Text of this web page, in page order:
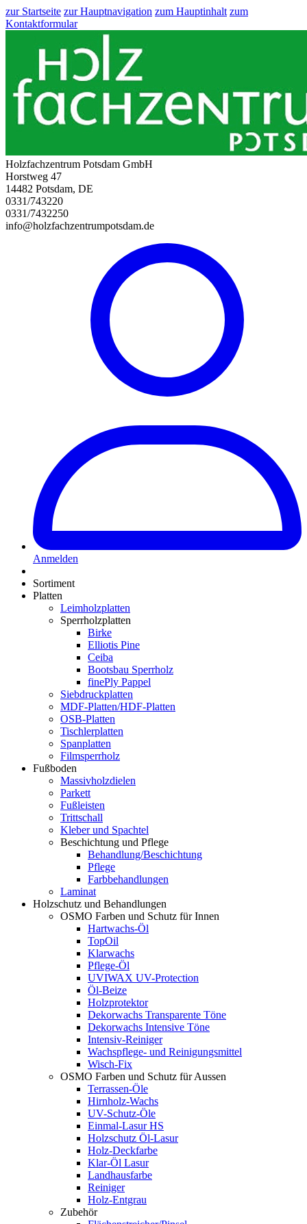
zur Startseite zur Hauptnavigation zum Hauptinhalt zum
Kontaktformular
Holzfachzentrum Potsdam GmbH
Horstweg 47
14482 Potsdam, DE
0331/743220
0331/7432250
info@holzfachzentrumpotsdam.de
Anmelden
Sortiment
Platten
Leimholzplatten
Sperrholzplatten
Birke
Elliotis Pine
Ceiba
Bootsbau Sperrholz
finePly Pappel
Siebdruckplatten
MDF-Platten/HDF-Platten
OSB-Platten
Tischlerplatten
Spanplatten
Filmsperrholz
Fußboden
Massivholzdielen
Parkett
Fußleisten
Trittschall
Kleber und Spachtel
Beschichtung und Pflege
Behandlung/Beschichtung
Pflege
Farbbehandlungen
Laminat
Holzschutz und Behandlungen
OSMO Farben und Schutz für Innen
Hartwachs-Öl
TopOil
Klarwachs
Pflege-Öl
UVIWAX UV-Protection
Öl-Beize
Holzprotektor
Dekorwachs Transparente Töne
Dekorwachs Intensive Töne
Intensiv-Reiniger
Wachspflege- und Reinigungsmittel
Wisch-Fix
OSMO Farben und Schutz für Aussen
Terrassen-Öle
Hirnholz-Wachs
UV-Schutz-Öle
Einmal-Lasur HS
Holzschutz Öl-Lasur
Holz-Deckfarbe
Klar-Öl Lasur
Landhausfarbe
Reiniger
Holz-Entgrau
Zubehör